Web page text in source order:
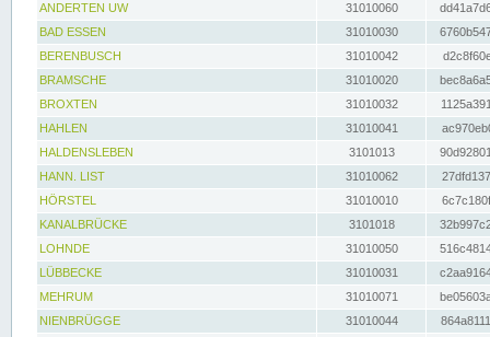
ANDERTEN UW
31010060
BAD ESSEN
31010030
BERENBUSCH
31010042
BRAMSCHE
31010020
BROXTEN
31010032
HAHLEN
31010041
HALDENSLEBEN
3101013
HANN. LIST
31010062
HÖRSTEL
31010010
KANALBRÜCKE
3101018
LOHNDE
31010050
LÜBBECKE
31010031
MEHRUM
31010071
NIENBRÜGGE
31010044